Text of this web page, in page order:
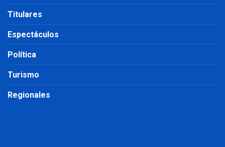
Titulares
Espectáculos
Política
Turismo
Regionales